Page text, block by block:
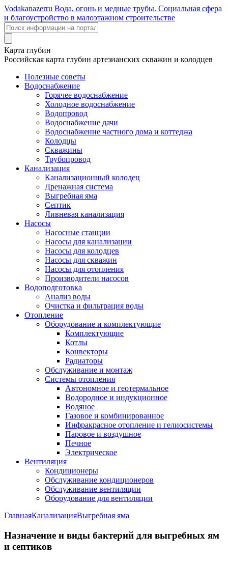
Vodakanazerru Вода, огонь и медные трубы. Социальная сфера
и благоустройство в малоэтажном строительстве
Карта глубин
Российская карта глубин артезианских скважин и колодцев
Полезные советы
Водоснабжение
Горячее водоснабжение
Холодное водоснабжение
Водопровод
Водоснабжение дачи
Водоснабжение частного дома и коттеджа
Колодцы
Скважины
Трубопровод
Канализация
Канализационный колодец
Дренажная система
Выгребная яма
Септик
Ливневая канализация
Насосы
Насосные станции
Насосы для канализации
Насосы для колодцев
Насосы для скважин
Насосы для отопления
Производители насосов
Водоподготовка
Анализ воды
Очистка и фильтрация воды
Отопление
Оборудование и комплектующие
Комплектующие
Котлы
Конвекторы
Радиаторы
Обслуживание и монтаж
Системы отопления
Автономное и геотермальное
Водородное и индукционное
Водяное
Газовое и комбинированное
Инфракрасное отопление и гелиосистемы
Паровое и воздушное
Печное
Электрическое
Вентиляция
Кондиционеры
Обслуживание кондиционеров
Обслуживание вентиляции
Оборудование для вентиляции
ГлавнаяКанализацияВыгребная яма
Назначение и виды бактерий для выгребных ям
и септиков